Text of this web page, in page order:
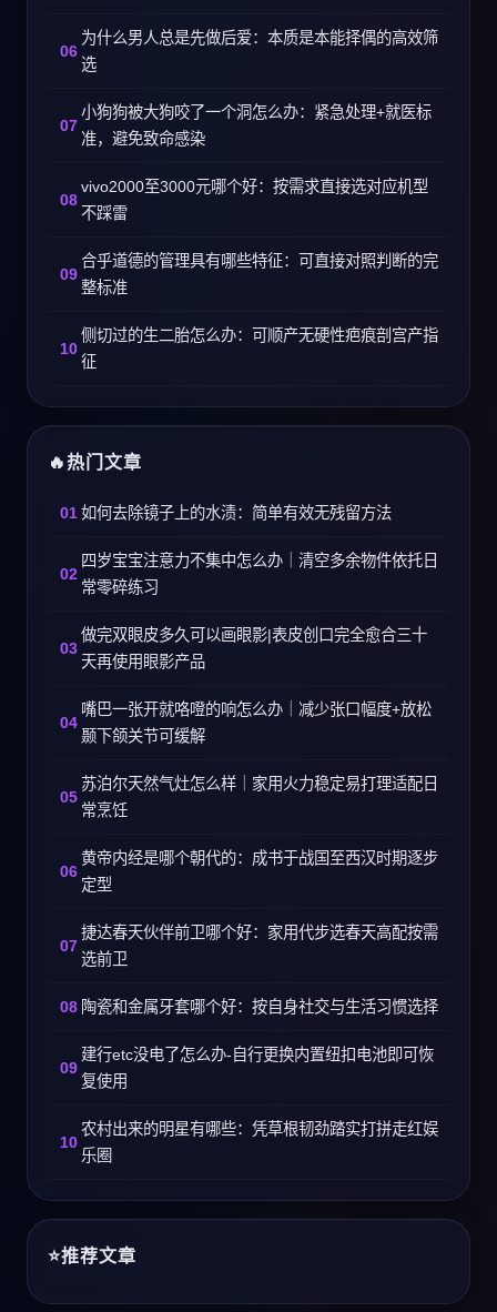
为什么男人总是先做后爱：本质是本能择偶的高效筛
选
小狗狗被大狗咬了一个洞怎么办：紧急处理+就医标
准，避免致命感染
vivo2000至3000元哪个好：按需求直接选对应机型
不踩雷
合乎道德的管理具有哪些特征：可直接对照判断的完
整标准
侧切过的生二胎怎么办：可顺产无硬性疤痕剖宫产指
征
热门文章
如何去除镜子上的水渍：简单有效无残留方法
四岁宝宝注意力不集中怎么办｜清空多余物件依托日
常零碎练习
做完双眼皮多久可以画眼影|表皮创口完全愈合三十
天再使用眼影产品
嘴巴一张开就咯噔的响怎么办｜减少张口幅度+放松
颞下颌关节可缓解
苏泊尔天然气灶怎么样｜家用火力稳定易打理适配日
常烹饪
黄帝内经是哪个朝代的：成书于战国至西汉时期逐步
定型
捷达春天伙伴前卫哪个好：家用代步选春天高配按需
选前卫
陶瓷和金属牙套哪个好：按自身社交与生活习惯选择
建行etc没电了怎么办-自行更换内置纽扣电池即可恢
复使用
农村出来的明星有哪些：凭草根韧劲踏实打拼走红娱
乐圈
推荐文章